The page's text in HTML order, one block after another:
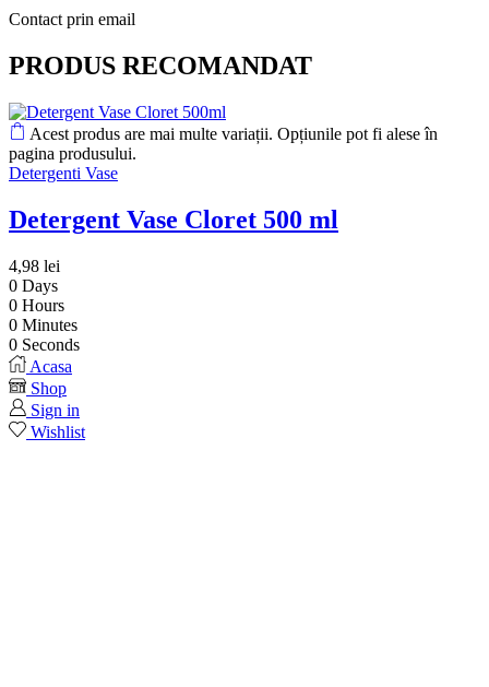
Contact prin email
PRODUS RECOMANDAT
Acest produs are mai multe variații. Opțiunile pot fi alese în
pagina produsului.
Detergenti Vase
Detergent Vase Cloret 500 ml
4,98 lei
0 Days
0 Hours
0 Minutes
0 Seconds
Acasa
Shop
Sign in
Wishlist